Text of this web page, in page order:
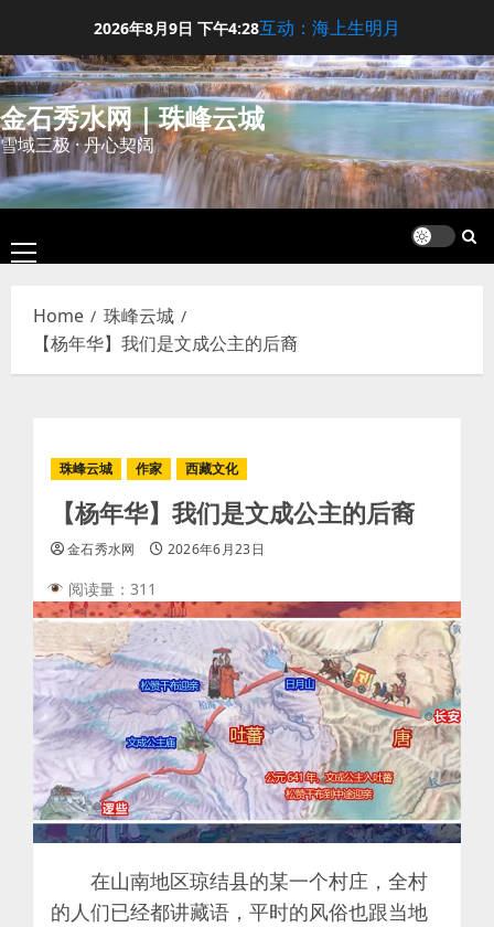
content
2026年8月9日 下午4:28互动：海上生明月
金石秀水网｜珠峰云城
雪域三极 · 丹心契阔
Primary
Menu
Home
珠峰云城
【杨年华】我们是文成公主的后裔
珠峰云城 作家 西藏文化
【杨年华】我们是文成公主的后裔
金石秀水网 2026年6月23日
阅读量：311
在山南地区琼结县的某一个村庄，全村
的人们已经都讲藏语，平时的风俗也跟当地